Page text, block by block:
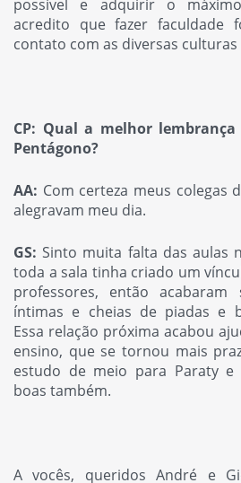
possível e adquirir o
acredito que fazer faculdade
contato com as diversas
CP: Qual a melhor
Pentágono?
AA: Com certeza meus colegas
alegravam meu dia.
GS: Sinto muita falta das aulas
toda a sala tinha criado um
professores, então
íntimas e cheias de piadas e
Essa relação próxima acabou
ensino, que se tornou mais
estudo de meio para Paraty
boas também.
A vocês, queridos André e